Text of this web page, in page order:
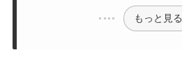
もっと見る